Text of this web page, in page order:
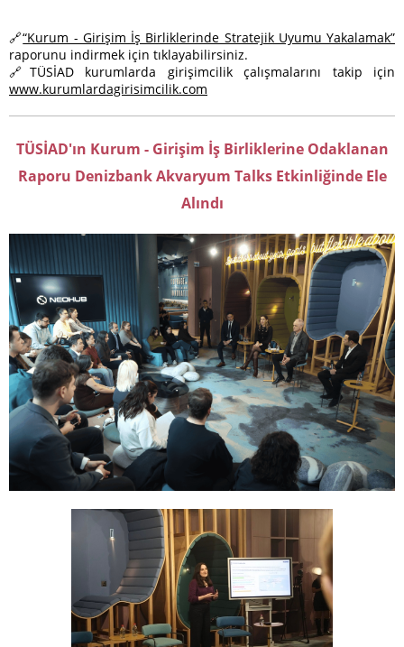
🔗“Kurum - Girişim İş Birliklerinde Stratejik Uyumu Yakalamak”
raporunu indirmek için tıklayabilirsiniz.
🔗TÜSİAD kurumlarda girişimcilik çalışmalarını takip için
www.kurumlardagirisimcilik.com
TÜSİAD'ın Kurum - Girişim İş Birliklerine Odaklanan
Raporu Denizbank Akvaryum Talks Etkinliğinde Ele
Alındı